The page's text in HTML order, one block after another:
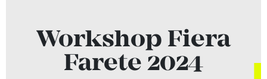
Workshop Fiera
Farete 2024